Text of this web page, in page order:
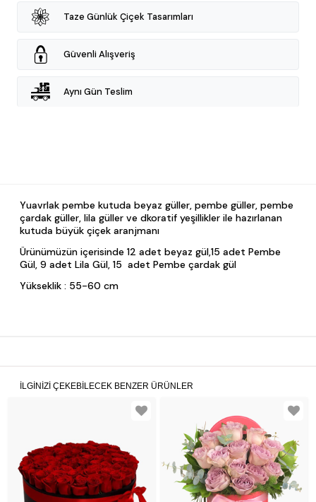
Taze Günlük Çiçek Tasarımları
Güvenli Alışveriş
Aynı Gün Teslim
Yuavrlak pembe kutuda beyaz güller, pembe güller, pembe
çardak güller, lila güller ve dkoratif yeşillikler ile hazırlanan
kutuda büyük çiçek aranjmanı
Ürünümüzün içerisinde 12 adet beyaz gül,15 adet Pembe
Gül, 9 adet Lila Gül, 15 adet Pembe çardak gül
Yükseklik : 55-60 cm
İLGINIZI ÇEKEBILECEK BENZER ÜRÜNLER